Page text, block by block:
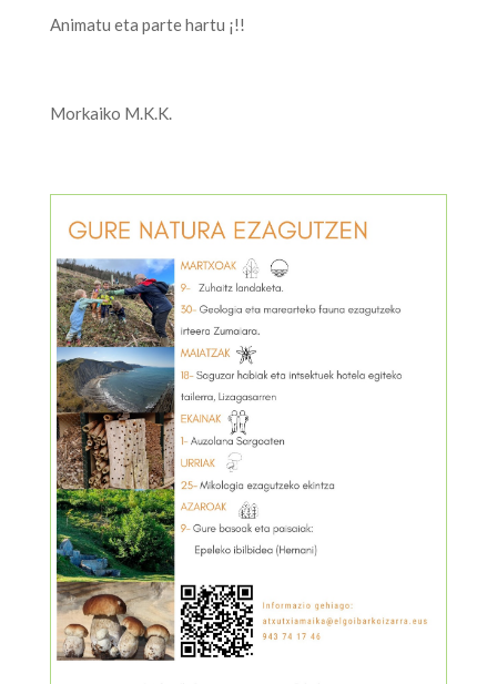
Animatu eta parte hartu ¡!!
Morkaiko M.K.K.